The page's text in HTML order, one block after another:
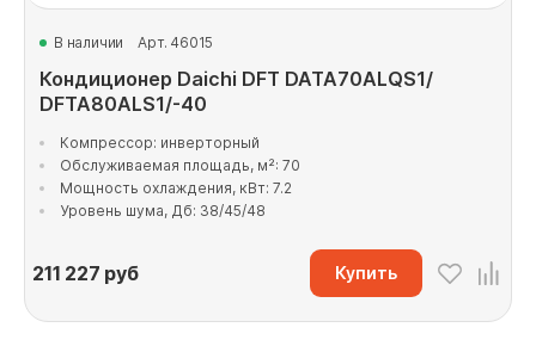
В наличии Арт. 46015
Кондиционер Daichi DFT DATA70ALQS1/
DFTA80ALS1/-40
Компрессор: инверторный
Обслуживаемая площадь, м²: 70
Мощность охлаждения, кВт: 7.2
Уровень шума, Дб: 38/45/48
211 227 руб Купить